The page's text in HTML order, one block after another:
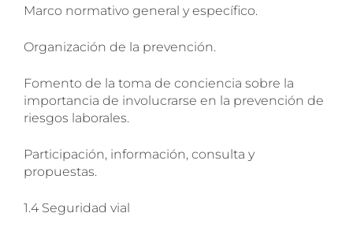
Marco normativo general y específico.
Organización de la prevención.
Fomento de la toma de conciencia sobre la
importancia de involucrarse en la prevención de
riesgos laborales.
Participación, información, consulta y
propuestas.
1.4 Seguridad vial
Radiografías en Unidades